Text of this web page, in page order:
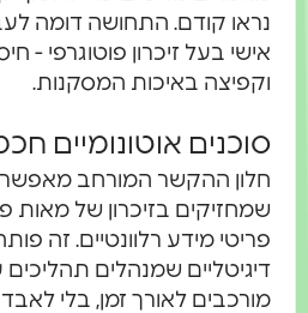
נראו קודם. התחושה דומה
אישי בעל זיכרון פוטוגרפי -
וקפיצה באיכות המסקנות.
סוכנים אוטונומיים
שמחזיקים בזיכרון של מאות
פריטי מידע רלוונטיים. זה
דיגיטליים שמנהלים תהליכים
מורכבים לאורך זמן, בלי